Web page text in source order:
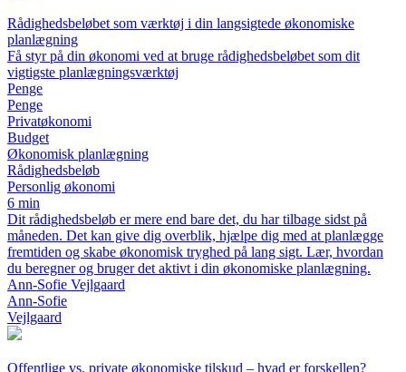
Rådighedsbeløbet som værktøj i din langsigtede økonomiske
planlægning
Få styr på din økonomi ved at bruge rådighedsbeløbet som dit
vigtigste planlægningsværktøj
Penge
Penge
Privatøkonomi
Budget
Økonomisk planlægning
Rådighedsbeløb
Personlig økonomi
6 min
Dit rådighedsbeløb er mere end bare det, du har tilbage sidst på
måneden. Det kan give dig overblik, hjælpe dig med at planlægge
fremtiden og skabe økonomisk tryghed på lang sigt. Lær, hvordan
du beregner og bruger det aktivt i din økonomiske planlægning.
Ann-Sofie Vejlgaard
Ann-Sofie
Vejlgaard
Offentlige vs. private økonomiske tilskud – hvad er forskellen?